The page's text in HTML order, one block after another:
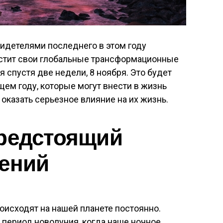
последнего в этом году
свои глобальные трансформационные
спустя две недели, 8 ноября. Это будет
году, которые могут внести в жизнь
серьезное влияние на их жизнь.
на нашей планете постоянно.